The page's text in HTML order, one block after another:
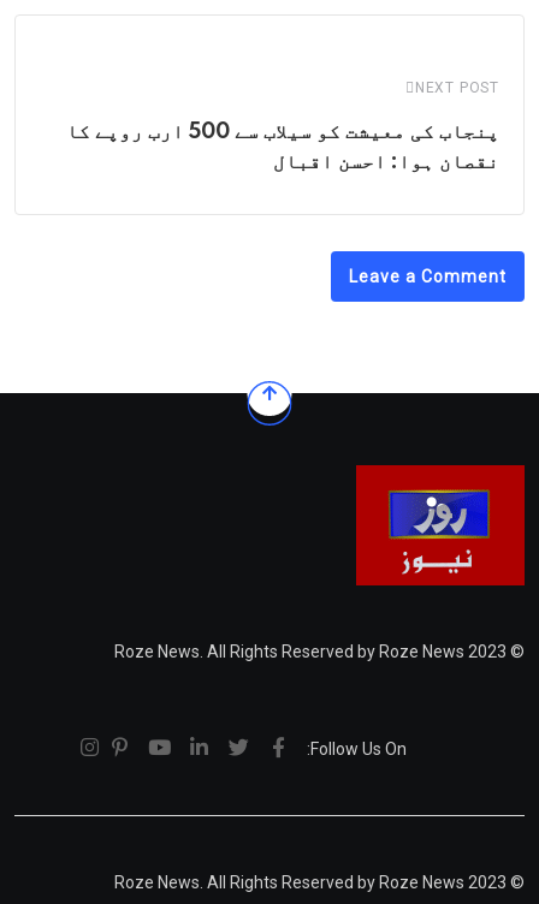
NEXT POST
پنجاب کی معیشت کو سیلاب سے 500 ارب روپے کا
نقصان ہوا: احسن اقبال
Leave a Comment
© 2023 Roze News. All Rights Reserved by Roze News
Follow Us On:
© 2023 Roze News. All Rights Reserved by Roze News